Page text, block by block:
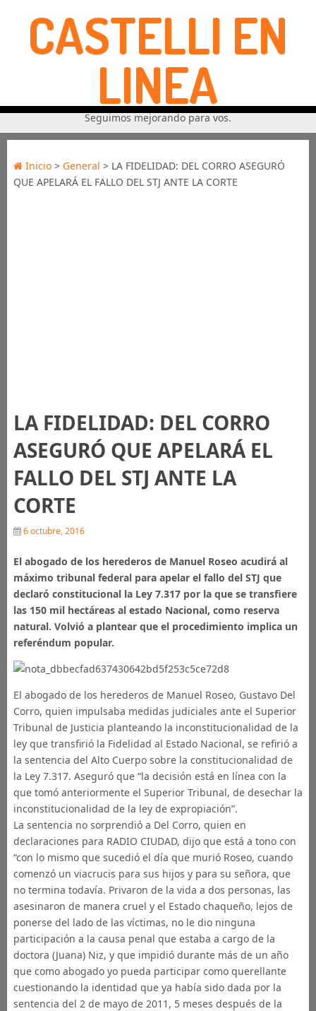
CASTELLI EN
LINEA
Seguimos mejorando para vos.
Inicio> General > LA FIDELIDAD: DEL CORRO ASEGURÓ
QUE APELARÁ EL FALLO DEL STJ ANTE LA CORTE
LA FIDELIDAD: DEL CORRO
ASEGURÓ QUE APELARÁ EL
FALLO DEL STJ ANTE LA
CORTE
6 octubre, 2016
El abogado de los herederos de Manuel Roseo acudirá al
máximo tribunal federal para apelar el fallo del STJ que
declaró constitucional la Ley 7.317 por la que se transfiere
las 150 mil hectáreas al estado Nacional, como reserva
natural. Volvió a plantear que el procedimiento implica un
referéndum popular.
El abogado de los herederos de Manuel Roseo, Gustavo Del
Corro, quien impulsaba medidas judiciales ante el Superior
Tribunal de Justicia planteando la inconstitucionalidad de la
ley que transfirió la Fidelidad al Estado Nacional, se refirió a
la sentencia del Alto Cuerpo sobre la constitucionalidad de
la Ley 7.317. Aseguró que “la decisión está en línea con la
que tomó anteriormente el Superior Tribunal, de desechar la
inconstitucionalidad de la ley de expropiación”.
La sentencia no sorprendió a Del Corro, quien en
declaraciones para RADIO CIUDAD, dijo que está a tono con
“con lo mismo que sucedió el día que murió Roseo, cuando
comenzó un viacrucis para sus hijos y para su señora, que
no termina todavía. Privaron de la vida a dos personas, las
asesinaron de manera cruel y el Estado chaqueño, lejos de
ponerse del lado de las víctimas, no le dio ninguna
participación a la causa penal que estaba a cargo de la
doctora (Juana) Niz, y que impidió durante más de un año
que como abogado yo pueda participar como querellante
cuestionando la identidad que ya había sido dada por la
sentencia del 2 de mayo de 2011, 5 meses después de la